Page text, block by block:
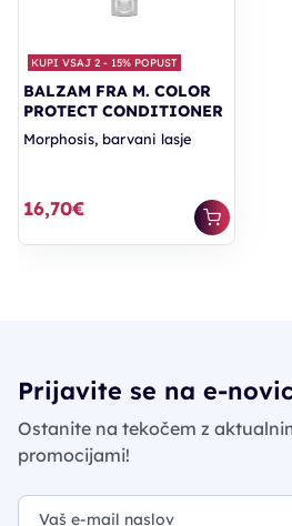
KUPI VSAJ 2 - 15% POPUST
BALZAM FRA M. COLOR
PROTECT CONDITIONER
Morphosis, barvani lasje
16,70€
Prijavite se na e-
Ostanite na tekočem z
promocijami!